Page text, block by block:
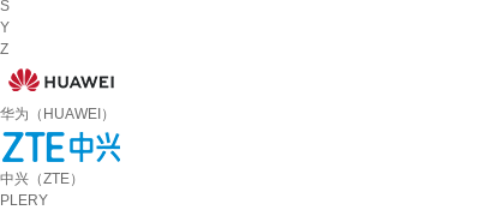
S
Y
Z
华为（HUAWEI）
中兴（ZTE）
PLERY